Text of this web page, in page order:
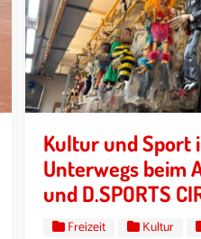
Kultur und Sport
Unterwegs beim
und D.SPORTS
Freizeit Kultur